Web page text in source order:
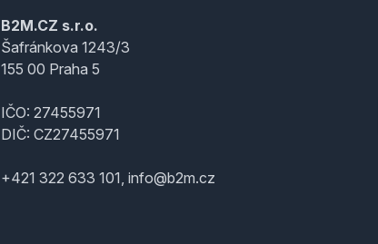
B2M.CZ s.r.o.
Šafránkova 1243/3
155 00 Praha 5
IČO: 27455971
DIČ: CZ27455971
+421 322 633 101, info@b2m.cz